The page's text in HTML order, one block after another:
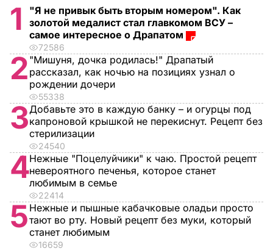
1
"Я не привык быть вторым номером". Как
золотой медалист стал главкомом ВСУ –
самое интересное о Драпатом
72586
2 "Мишуня, дочка родилась!" Драпатый
рассказал, как ночью на позициях узнал о
рождении дочери
55338
3Добавьте это в каждую банку – и огурцы под
капроновой крышкой не перекиснут. Рецепт без
стерилизации
24540
4Нежные "Поцелуйчики" к чаю. Простой рецепт
невероятного печенья, которое станет
любимым в семье
22414
5 Нежные и пышные кабачковые оладьи просто
тают во рту. Новый рецепт без муки, который
станет любимым
16659